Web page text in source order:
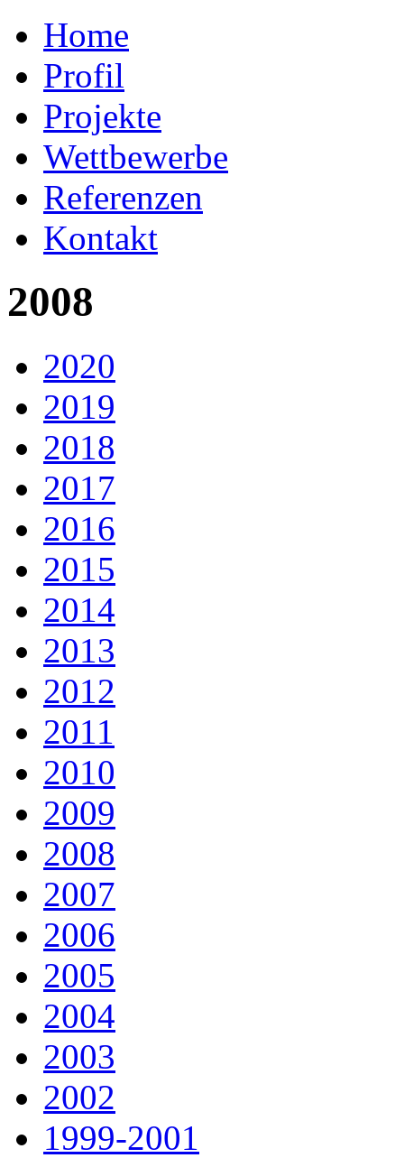
Home
Profil
Projekte
Wettbewerbe
Referenzen
Kontakt
2008
2020
2019
2018
2017
2016
2015
2014
2013
2012
2011
2010
2009
2008
2007
2006
2005
2004
2003
2002
1999-2001